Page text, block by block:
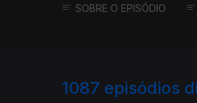
SOBRE O EPISÓDIO
1087 episódios